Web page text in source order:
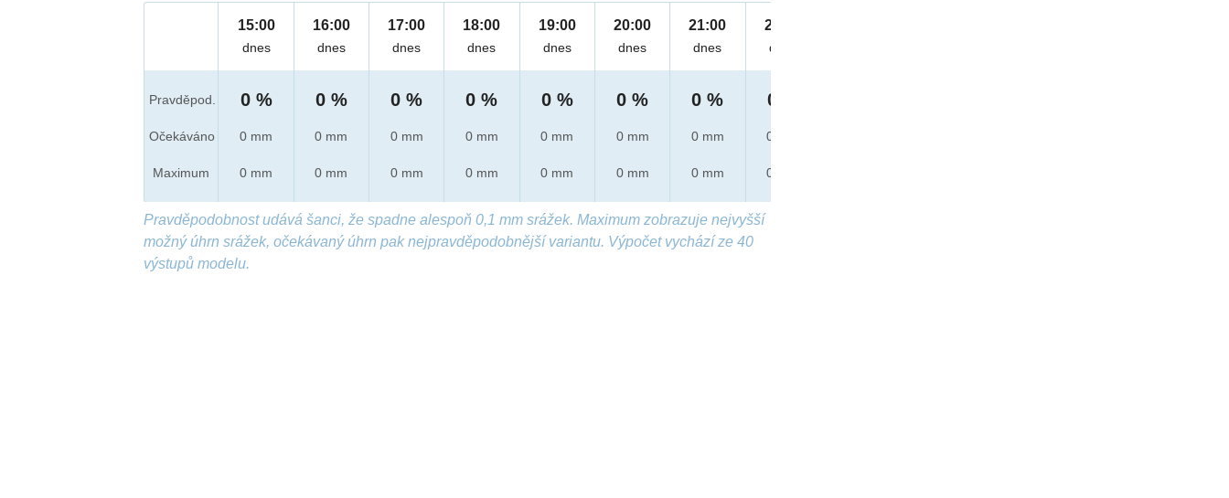
Pravděpod.
Očekáváno
Maximum
15:00
dnes
0 %
0 mm
0 mm
16:00
dnes
0 %
0 mm
0 mm
17:00
dnes
0 %
0 mm
0 mm
18:00
dnes
0 %
0 mm
0 mm
19:00
dnes
0 %
0 mm
0 mm
20:00
dnes
0 %
0 mm
0 mm
21:00
dnes
0 %
0 mm
0 mm
22:00
dnes
0 %
0 mm
0 mm
Pravděpodobnost udává šanci, že spadne alespoň 0,1 mm srážek. Maximum zobrazuje nejvyšší
možný úhrn srážek, očekávaný úhrn pak nejpravděpodobnější variantu. Výpočet vychází ze 40
výstupů modelu.